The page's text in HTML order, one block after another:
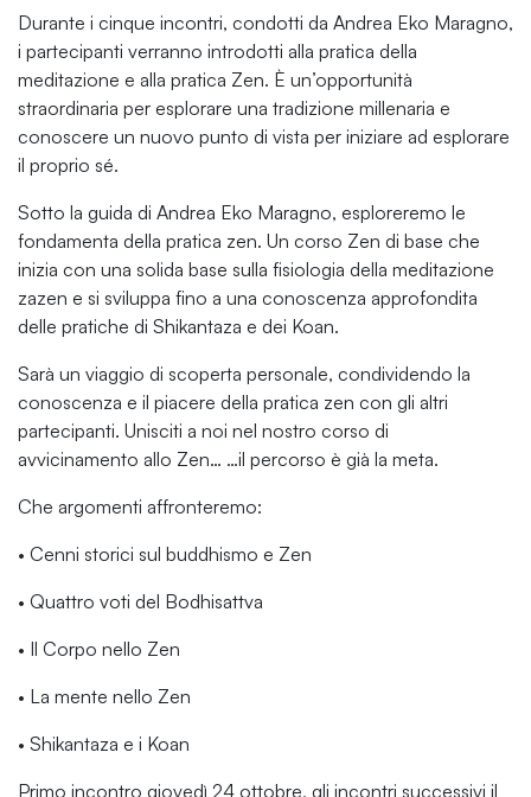
Durante i cinque incontri, condotti da Andrea Eko Maragno,
i partecipanti verranno introdotti alla pratica della
meditazione e alla pratica Zen. È un’opportunità
straordinaria per esplorare una tradizione millenaria e
conoscere un nuovo punto di vista per iniziare ad esplorare
il proprio sé.
Sotto la guida di Andrea Eko Maragno, esploreremo le
fondamenta della pratica zen. Un corso Zen di base che
inizia con una solida base sulla fisiologia della meditazione
zazen e si sviluppa fino a una conoscenza approfondita
delle pratiche di Shikantaza e dei Koan.
Sarà un viaggio di scoperta personale, condividendo la
conoscenza e il piacere della pratica zen con gli altri
partecipanti. Unisciti a noi nel nostro corso di
avvicinamento allo Zen… …il percorso è già la meta.
Che argomenti affronteremo:
• Cenni storici sul buddhismo e Zen
• Quattro voti del Bodhisattva
• Il Corpo nello Zen
• La mente nello Zen
• Shikantaza e i Koan
Primo incontro giovedì 24 ottobre, gli incontri successivi il